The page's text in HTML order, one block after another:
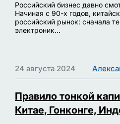
Российский бизнес давно
Начиная с 90-х годов,
российский рынок: сначала
электроник...
24 августа 2024
Правило тонкой
Китае, Гонконге,